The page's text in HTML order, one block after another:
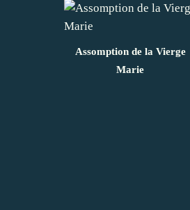
Assomption de la Vierge
Marie